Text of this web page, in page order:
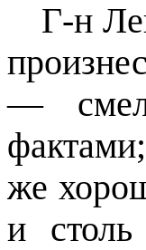
Г-н
—
же
и